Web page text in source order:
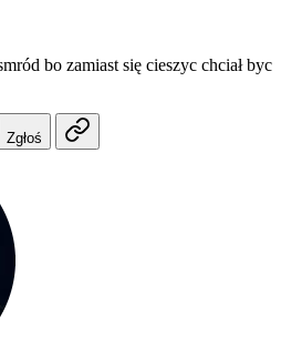
bo zamiast się cieszyc chciał byc
Zgłoś